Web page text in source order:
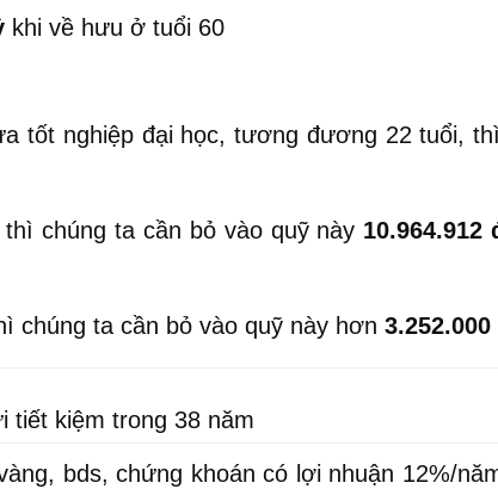
khi về hưu ở tuổi 60
tốt nghiệp đại học, tương đương 22 tuổi,
chúng ta cần bỏ vào quỹ này 10.964.912
chúng ta cần bỏ vào quỹ này hơn
tiết kiệm trong 38 năm
bds, chứng khoán có lợi nhuận 12%/